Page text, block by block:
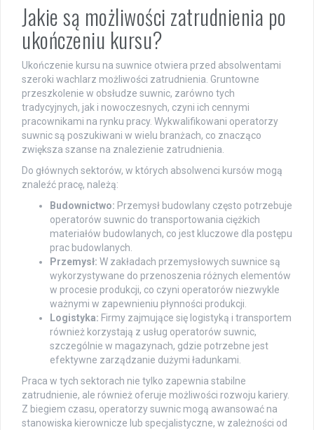
Jakie są możliwości zatrudnienia po
ukończeniu kursu?
Ukończenie kursu na suwnice otwiera przed absolwentami
szeroki wachlarz możliwości zatrudnienia. Gruntowne
przeszkolenie w obsłudze suwnic, zarówno tych
tradycyjnych, jak i nowoczesnych, czyni ich cennymi
pracownikami na rynku pracy. Wykwalifikowani operatorzy
suwnic są poszukiwani w wielu branżach, co znacząco
zwiększa szanse na znalezienie zatrudnienia.
Do głównych sektorów, w których absolwenci kursów mogą
znaleźć pracę, należą:
Budownictwo: Przemysł budowlany często potrzebuje
operatorów suwnic do transportowania ciężkich
materiałów budowlanych, co jest kluczowe dla postępu
prac budowlanych.
Przemysł: W zakładach przemysłowych suwnice są
wykorzystywane do przenoszenia różnych elementów
w procesie produkcji, co czyni operatorów niezwykle
ważnymi w zapewnieniu płynności produkcji.
Logistyka: Firmy zajmujące się logistyką i transportem
również korzystają z usług operatorów suwnic,
szczególnie w magazynach, gdzie potrzebne jest
efektywne zarządzanie dużymi ładunkami.
Praca w tych sektorach nie tylko zapewnia stabilne
zatrudnienie, ale również oferuje możliwości rozwoju kariery.
Z biegiem czasu, operatorzy suwnic mogą awansować na
stanowiska kierownicze lub specjalistyczne, w zależności od